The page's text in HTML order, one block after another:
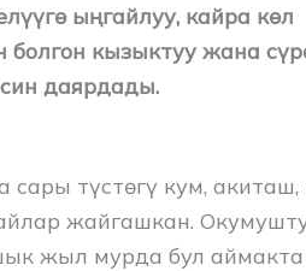
ыңгайлуу, кайра көл
болгон кызыктуу жана
даярдады.
түстөгү кум, акиташ,
жайгашкан.
жыл мурда бул аймакта